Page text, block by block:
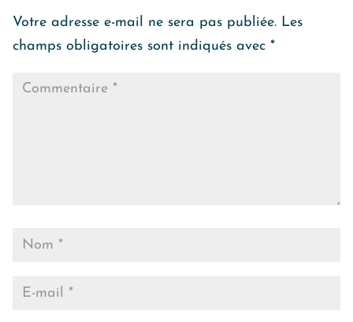
Votre adresse e-mail ne sera pas publiée. Les
champs obligatoires sont indiqués avec *